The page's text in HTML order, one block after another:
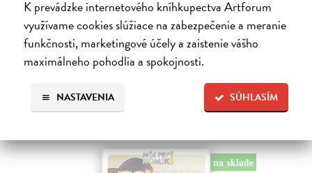
K prevádzke internetového kníhkupectva Artforum
využívame cookies slúžiace na zabezpečenie a meranie
funkčnosti, marketingové účely a zaistenie vášho
maximálneho pohodlia a spokojnosti.
SÚHLASÍM
NASTAVENIA
Clemson Andrew, Lawson Jeremy, Esposito Taylor| Kniha
Druhé pokračovanie napínavého dobrodružstva zo sveta Minecraftu.
Samotársky farmár Cobb sa chce len starať o svoju úrodu, zbierať
suroviny a mať pokoj.
Na sklade ?
9,95 € ?
na sklade